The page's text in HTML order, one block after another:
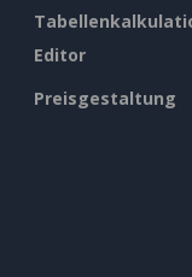
Editor
Preisgestaltung